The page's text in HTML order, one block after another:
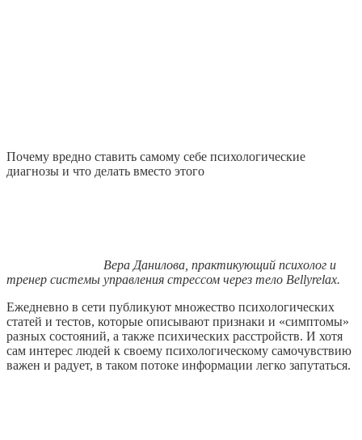
Почему вредно ставить самому себе психологические
диагнозы и что делать вместо этого
Вера Данилова, практикующий психолог и
тренер системы управления стрессом через тело Bellyrelax.
Ежедневно в сети публикуют множество психологических
статей и тестов, которые описывают признаки и «симптомы»
разных состояний, а также психических расстройств. И хотя
сам интерес людей к своему психологическому самочувствию
важен и радует, в таком потоке информации легко запутаться.